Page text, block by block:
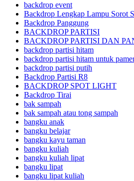
backdrop event
Backdrop Lengkap Lampu Sorot
Backdrop Panggung
BACKDROP PARTISI
BACKDROP PARTISI DAN
backdrop partisi hitam
backdrop partisi hitam untuk
backdrop partisi putih
Backdrop Partisi R8
BACKDROP SPOT LIGHT
Backdrop Tirai
bak sampah
bak sampah atau tong sampah
bangku anak
bangku belajar
bangku kayu taman
bangku kuliah
bangku kuliah lipat
bangku lipat
bangku lipat kuliah